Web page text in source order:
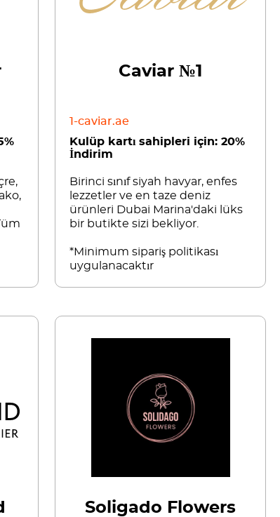
Caviar №1
1-caviar.ae
Kulüp kartı sahipleri için: 20%
İndirim
Birinci sınıf siyah havyar, enfes
lezzetler ve en taze deniz
ürünleri Dubai Marina'daki lüks
bir butikte sizi bekliyor.
*Minimum sipariş politikası
uygulanacaktır
Soligado Flowers